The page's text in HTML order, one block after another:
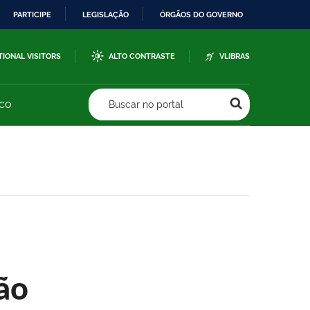
PARTICIPE LEGISLAÇÃO ÓRGÃOS DO GOVERNO
VISITORS ALTO CONTRASTE VLIBRAS
Buscar no portal